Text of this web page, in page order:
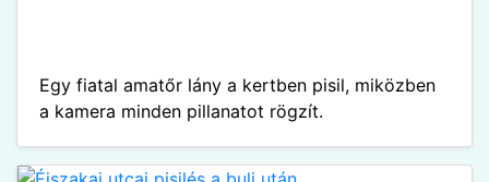
Egy fiatal amatőr lány a kertben pisil, miközben
a kamera minden pillanatot rögzít.